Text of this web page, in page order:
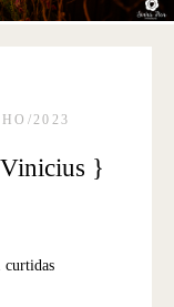
2023
}
curtidas